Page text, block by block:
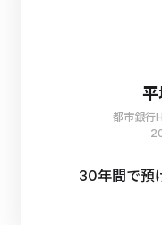
平
都市銀行
30年間で預